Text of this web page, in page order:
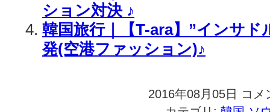
ション対決 ♪
韓国旅行｜【T-ara】”インサド
発(空港ファッション)♪
2016年08月05日
韓
国
コメ